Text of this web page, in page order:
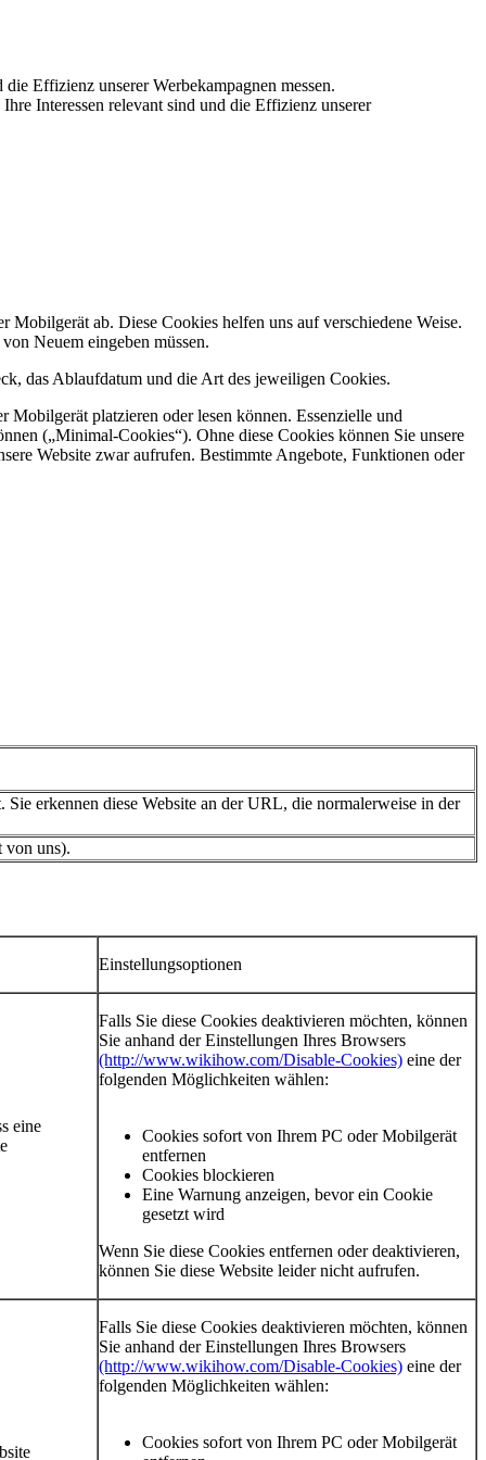
Effizienz unserer Werbekampagnen messen.
Interessen relevant sind und die Effizienz unserer
ab. Diese Cookies helfen uns auf verschiedene Weise.
Neuem eingeben müssen.
das Ablaufdatum und die Art des jeweiligen Cookies.
platzieren oder lesen können. Essenzielle und
(„Minimal-Cookies“). Ohne diese Cookies können Sie unsere
Website zwar aufrufen. Bestimmte Angebote, Funktionen oder
erkennen diese Website an der URL, die normalerweise in der
von uns).
Einstellungsoptionen
eine
Falls Sie diese Cookies deaktivieren möchten, können
Sie anhand der Einstellungen Ihres Browsers
(http://www.wikihow.com/Disable-Cookies) eine der
folgenden Möglichkeiten wählen:
Cookies sofort von Ihrem PC oder Mobilgerät
entfernen
Cookies blockieren
Eine Warnung anzeigen, bevor ein Cookie
gesetzt wird
Wenn Sie diese Cookies entfernen oder deaktivieren,
können Sie diese Website leider nicht aufrufen.
Falls Sie diese Cookies deaktivieren möchten, können
Sie anhand der Einstellungen Ihres Browsers
(http://www.wikihow.com/Disable-Cookies) eine der
folgenden Möglichkeiten wählen:
Cookies sofort von Ihrem PC oder Mobilgerät